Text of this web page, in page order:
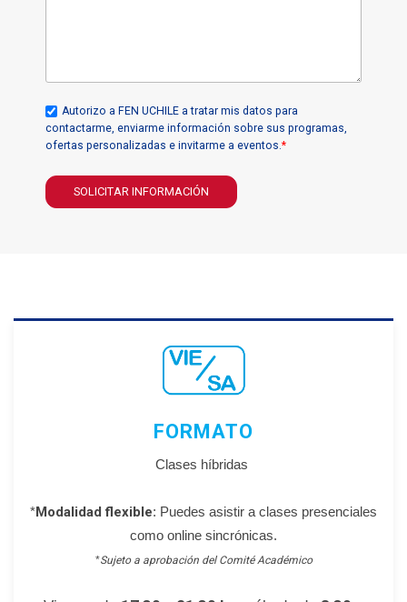
Autorizo a FEN UCHILE a tratar mis datos para
contactarme, enviarme información sobre sus programas,
ofertas personalizadas e invitarme a eventos.*
FORMATO
Clases híbridas
*Modalidad flexible: Puedes asistir a clases presenciales
como online sincrónicas.
*Sujeto a aprobación del Comité Académico